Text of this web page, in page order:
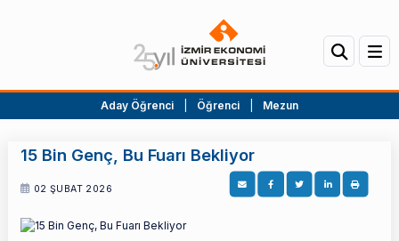
Aday Öğrenci Öğrenci Mezun
15 Bin Genç, Bu Fuarı Bekliyor
02 ŞUBAT 2026